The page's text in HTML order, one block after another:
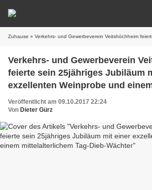
Zuhause » Verkehrs- und Gewerbeverein Veitshöchheim feierte sein 25jähriges Jubiläum mit einer exzellenten
Verkehrs- und Gewerbeverein
feierte sein 25jähriges Jubiläum
exzellenten Weinprobe und
mittelalterlichem Tag-Dieb-
Veröffentlicht am 09.10.2017 22:24
Von Dieter Gürz